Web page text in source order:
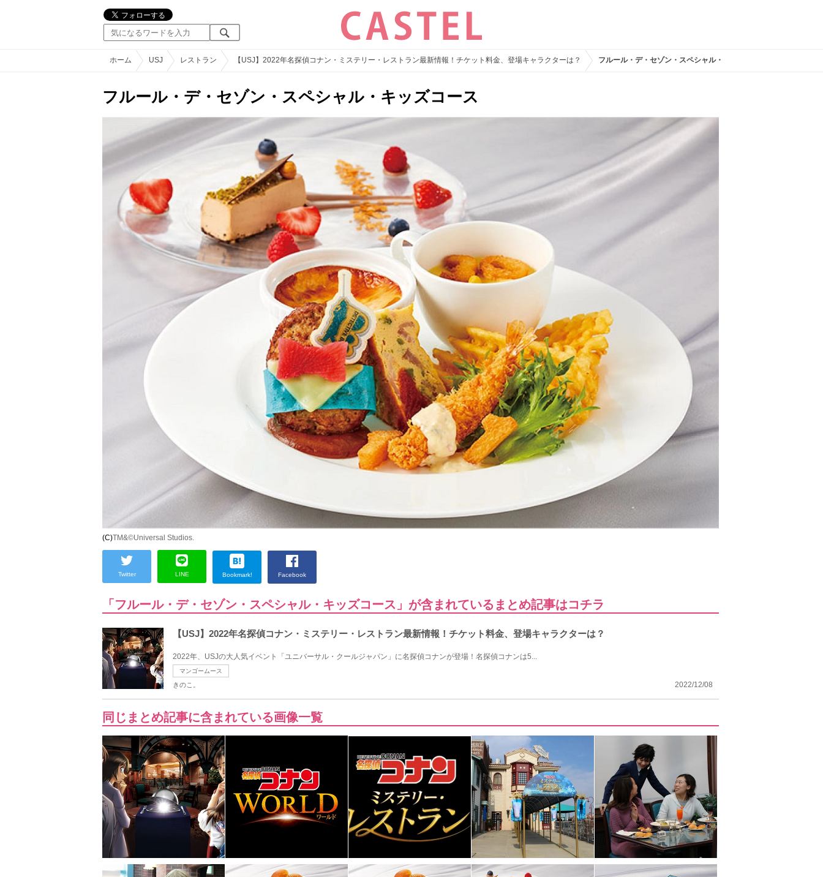
ホーム USJ レストラン 【USJ】2022年名探偵コナン・ミステリー・レストラン最新情報！チケット料金、登場キャラクターは？ フルール・デ・セゾン・スペシャル・キッズコース
フルール・デ・セゾン・スペシャル・キッズコース
(C)TM&©Universal Studios.
Twitter LINE Bookmark! Facebook
「フルール・デ・セゾン・スペシャル・キッズコース」が含まれているまとめ記事はコチラ
【USJ】2022年名探偵コナン・ミステリー・レストラン最新情報！チケット料金、登場キャラクターは？
2022年、USJの大人気イベント「ユニバーサル・クールジャパン」に名探偵コナンが登場！名探偵コナンは5...
マンゴームース
2022/12/08
きのこ。
同じまとめ記事に含まれている画像一覧